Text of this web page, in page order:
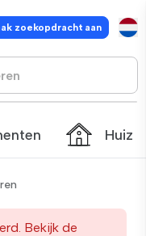
zoekopdracht aan
Bekijk de